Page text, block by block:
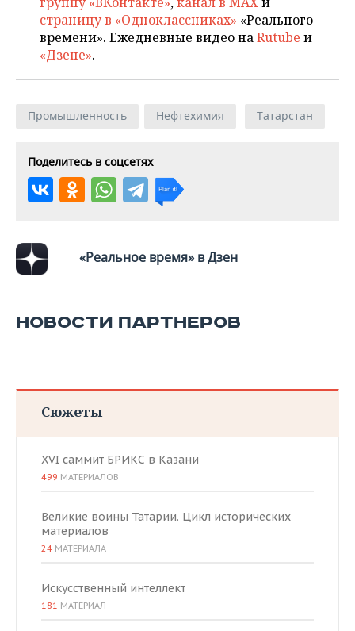
страницу в «Одноклассниках» «Реального
времени». Ежедневные видео наRutube и
«Дзене».
Промышленность Нефтехимия Татарстан
Поделитесь в соцсетях
«Реальное время» в Дзен
НОВОСТИ ПАРТНЕРОВ
Сюжеты
XVI саммит БРИКС в Казани
499 МАТЕРИАЛОВ
Великие воины Татарии. Цикл исторических
материалов
24 МАТЕРИАЛА
Искусственный интеллект
181 МАТЕРИАЛ